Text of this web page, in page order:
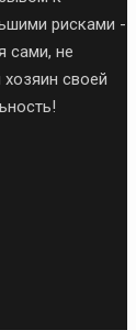
рисками -
сами, не
своей